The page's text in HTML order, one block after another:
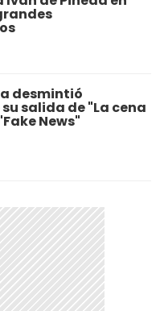
desmintió
salida de "La cena
News"